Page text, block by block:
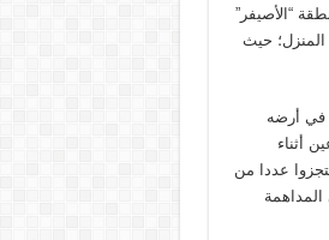
“الأصيفر”
حيث
شق طريق زراعية في أرضه
أثناء
عددا من
المداهمة